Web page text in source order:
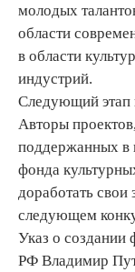
молодых
области
в области
индустрий.
Следующий этап
Авторы
поддержанных в
фонда
доработать свои
следующем
Указ о создании
РФ Владимир